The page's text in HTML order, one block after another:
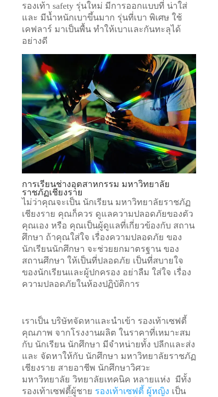
รองเท้า safety รุ่นใหม่ มีการออกแบบที่ น่าใส่
และ มีน้ำหนักเบาขึ้นมาก รุ่นที่เบา พิเศษ ใช้
เคฟลาร์ มาเป็นพื้น ทำให้เบาและกันทะลุได้
อย่างดี
การเรียนช่างอุตสาหกรรม มหาวิทยาลัย
ราชภัฏเชียงราย
ไม่ว่าคุณจะเป็น นักเรียน มหาวิทยาลัยราชภัฏ
เชียงราย คุณก็ควร ดูแลความปลอดภัยของตัว
คุณเอง หรือ คุณเป็นผู้ดูแลที่เกี่ยวข้องกับ สถาน
ศึกษา ถ้าคุณใส่ใจ เรื่องความปลอดภัย ของ
นักเรียนนักศึกษา จะช่วยยกมาตรฐาน ของ
สถานศึกษา ให้เป็นที่ปลอดภัย เป็นที่สบายใจ
ของนักเรียนและผู้ปกครอง อย่าลืม ใส่ใจ เรื่อง
ความปลอดภัยในห้องปฏิบัติการ
เราเป็น บริษัทจัดหาและนำเข้า รองเท้าเซฟตี้
คุณภาพ จากโรงงานผลิต ในราคาที่เหมาะสม
กับ นักเรียน นักศึกษา มีจำหน่ายทั้ง ปลีกและส่ง
และ จัดหาให้กับ นักศึกษา มหาวิทยาลัยราชภัฏ
เชียงราย สายอาชีพ นักศึกษาวิศวะ
มหาวิทยาลัย วิทยาลัยเทคนิค หลายแห่ง มีทั้ง
รองเท้าเซฟตี้ผู้ชาย รองเท้าเซฟตี้ ผู้หญิง เป็น